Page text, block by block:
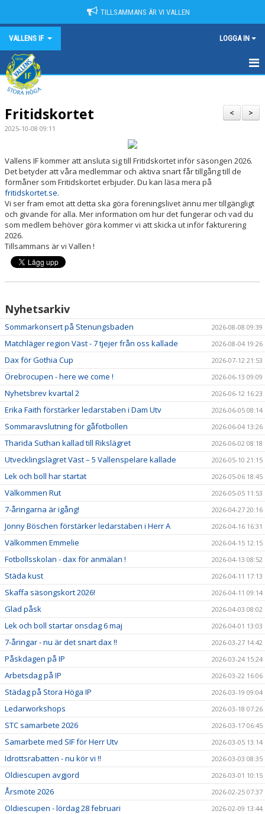
TILLSAMMANS ÄR VI VALLEN
VALLENS IF LOGGA IN
HEM
NYHETER
KONTAKT
KALENDER
MATCHER
SPONSORER
VERKSAMHETSHANDBOK
FÖRÄLDRAR
LÄNKAR
DOKUMENT
>
<
Fritidskortet
2025-10-08 09:11
Vallens IF kommer att ansluta sig till Fritidskortet inför säsongen 2026.
Det betyder att våra medlemmar och aktiva snart får tillgång till de
förmåner som Fritidskortet erbjuder. Du kan läsa mera på
fritidskortet.se.
Vi ser fram emot att detta ska göra föreningslivet ännu mer tillgängligt
och givande för alla. Mer information om hur det fungerar och vad du
som medlem behöver göra kommer vi att skicka ut inför fakturering
2026.
Tillsammans är vi Vallen !
Nyhetsarkiv
Sommarkonsert på Stenungsbaden 2026-08-08 09:39
Matchläger region Väst - 7 tjejer från oss kallade 2026-08-04 19:26
Dax för Gothia Cup 2026-07-12 21:53
Örebrocupen - here we come ! 2026-06-13 09:09
Nyhetsbrev kvartal 2 2026-06-12 16:23
Erika Faith förstärker ledarstaben i Dam Utv 2026-06-05 08:14
Sommaravslutning för gåfotbollen 2026-06-04 13:26
Tharida Suthan kallad till Rikslägret 2026-06-02 08:18
Utvecklingslägret Väst – 5 Vallenspelare kallade 2026-05-10 21:15
Lek och boll har startat 2026-05-06 18:45
Välkommen Rut 2026-05-05 11:53
7-åringarna är igång! 2026-04-27 20:16
Jonny Böschen förstärker ledarstaben i Herr A 2026-04-16 16:31
Välkommen Emmelie 2026-04-15 12:15
Fotbollsskolan - dax för anmälan ! 2026-04-13 08:52
Städa kust 2026-04-11 17:13
Skaffa säsongskort 2026! 2026-04-11 09:14
Glad påsk 2026-04-03 08:02
Lek och boll startar onsdag 6 maj 2026-04-01 13:03
7-åringar - nu är det snart dax !! 2026-03-27 14:42
Påskdagen på IP 2026-03-24 15:24
Arbetsdag på IP 2026-03-22 16:06
Städag på Stora Höga IP 2026-03-19 09:04
Ledarworkshops 2026-03-18 07:26
STC samarbete 2026 2026-03-17 06:45
Samarbete med SIF för Herr Utv 2026-03-05 13:14
Idrottsrabatten - nu kör vi !! 2026-03-03 08:35
Oldiescupen avgjord 2026-03-01 10:15
Årsmöte 2026 2026-02-25 07:37
Oldiescupen - lördag 28 februari 2026-02-09 13:44